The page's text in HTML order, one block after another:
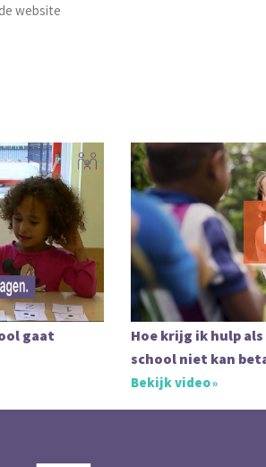
website
gaat
Hoe krijg ik hulp
school niet kan
Bekijk video